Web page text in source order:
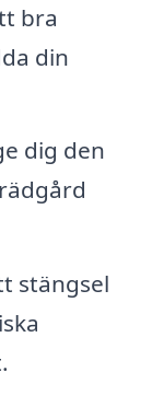
bra
din
dig den
stängsel